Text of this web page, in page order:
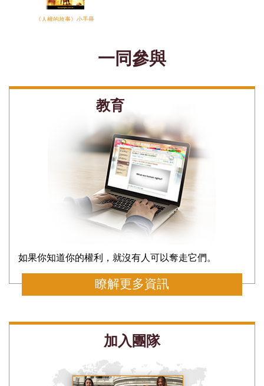
《人權的故事》小手冊
一同參與
教育
如果你知道你的權利，就沒有人可以奪走它們。
瞭解更多資訊
加入團隊